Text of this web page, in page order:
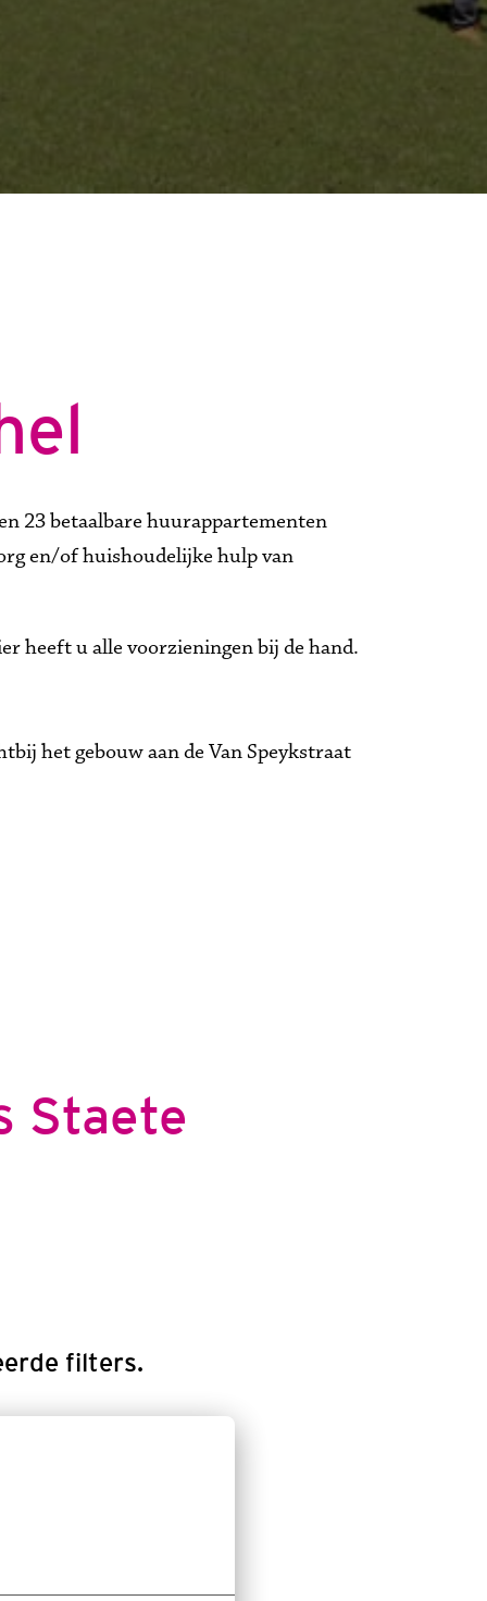
23 betaalbare huurappartementen
en/of huishoudelijke hulp van
heeft u alle voorzieningen bij de hand.
het gebouw aan de Van Speykstraat
Staete
filters.